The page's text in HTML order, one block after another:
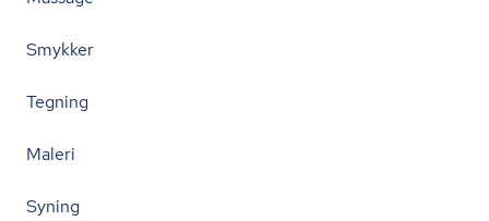
Smykker
Tegning
Maleri
Syning